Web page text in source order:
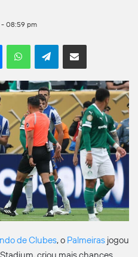
08:59 pm
MessengerWhatsAppTelegramCompartilhar por e-mail
de Clubes, o Palmeiras jogou